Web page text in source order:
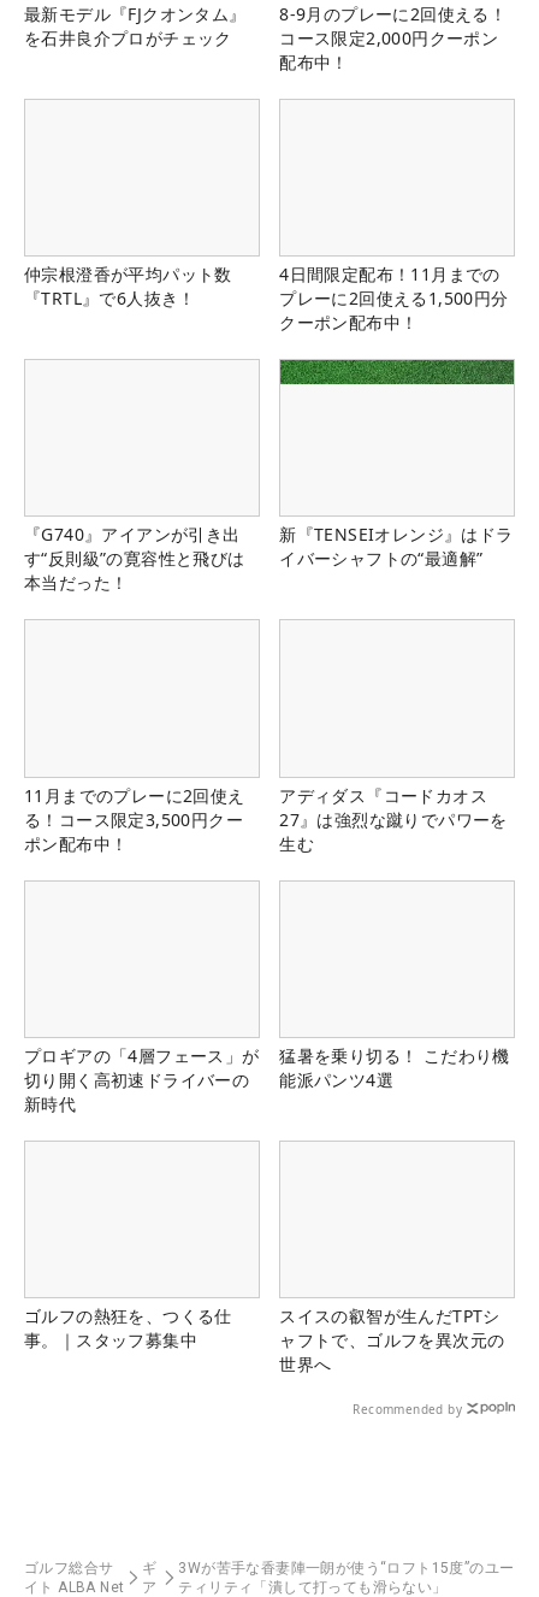
最新モデル『FJクオンタム』
を石井良介プロがチェック
8-9月のプレーに2回使える！
コース限定2,000円クーポン
配布中！
仲宗根澄香が平均パット数
『TRTL』で6人抜き！
4日間限定配布！11月までの
プレーに2回使える1,500円分
クーポン配布中！
『G740』アイアンが引き出
す“反則級”の寛容性と飛びは
本当だった！
新『TENSEIオレンジ』はドラ
イバーシャフトの“最適解”
11月までのプレーに2回使え
る！コース限定3,500円クー
ポン配布中！
アディダス『コードカオス
27』は強烈な蹴りでパワーを
生む
プロギアの「4層フェース」が
切り開く高初速ドライバーの
新時代
猛暑を乗り切る！ こだわり機
能派パンツ4選
ゴルフの熱狂を、つくる仕
事。｜スタッフ募集中
スイスの叡智が生んだTPTシ
ャフトで、ゴルフを異次元の
世界へ
Recommended by
ゴルフ総合サ
イト ALBA Net
ギ
ア
3Wが苦手な香妻陣一朗が使う“ロフト15度”のユー
ティリティ「潰して打っても滑らない」